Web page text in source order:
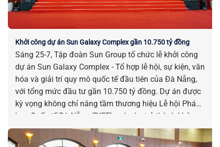
Khởi công dự án Sun Galaxy Complex gần 10.750 tỷ đồng
Sáng 25-7, Tập đoàn Sun Group tổ chức lễ khởi công
dự án Sun Galaxy Complex - Tổ hợp lễ hội, sự kiện, văn
hóa và giải trí quy mô quốc tế đầu tiên của Đà Nẵng,
với tổng mức đầu tư gần 10.750 tỷ đồng. Dự án được
kỳ vọng không chỉ nâng tầm thương hiệu Lễ hội Pháo
hoa Quốc tế Đà Nẵng (DIFF), mà còn trở thành không
gian của các lễ hội, sự kiện và show diễn đẳng cấp
quốc tế của thành phố bên sông Hàn.